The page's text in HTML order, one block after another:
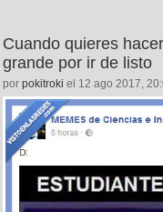
Cuando quieres
grande por ir de listo
por pokitroki el 12 ago 2017,